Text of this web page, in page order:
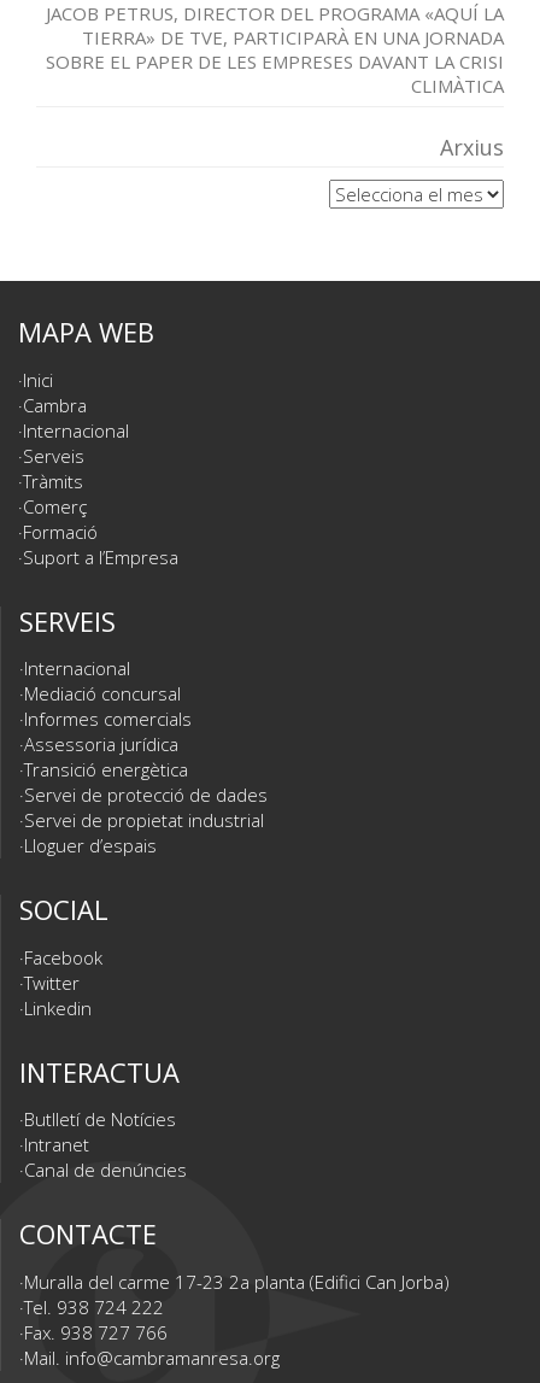
JACOB PETRUS, DIRECTOR DEL PROGRAMA «AQUÍ LA
TIERRA» DE TVE, PARTICIPARÀ EN UNA JORNADA
SOBRE EL PAPER DE LES EMPRESES DAVANT LA CRISI
CLIMÀTICA
Arxius
Arxius
MAPA WEB
Inici
Cambra
Internacional
Serveis
Tràmits
Comerç
Formació
Suport a l’Empresa
SERVEIS
Internacional
Mediació concursal
Informes comercials
Assessoria jurídica
Transició energètica
Servei de protecció de dades
Servei de propietat industrial
Lloguer d’espais
SOCIAL
Facebook
Twitter
Linkedin
INTERACTUA
Butlletí de Notícies
Intranet
Canal de denúncies
CONTACTE
Muralla del carme 17-23 2a planta (Edifici Can Jorba)
Tel. 938 724 222
Fax. 938 727 766
Mail. info@cambramanresa.org